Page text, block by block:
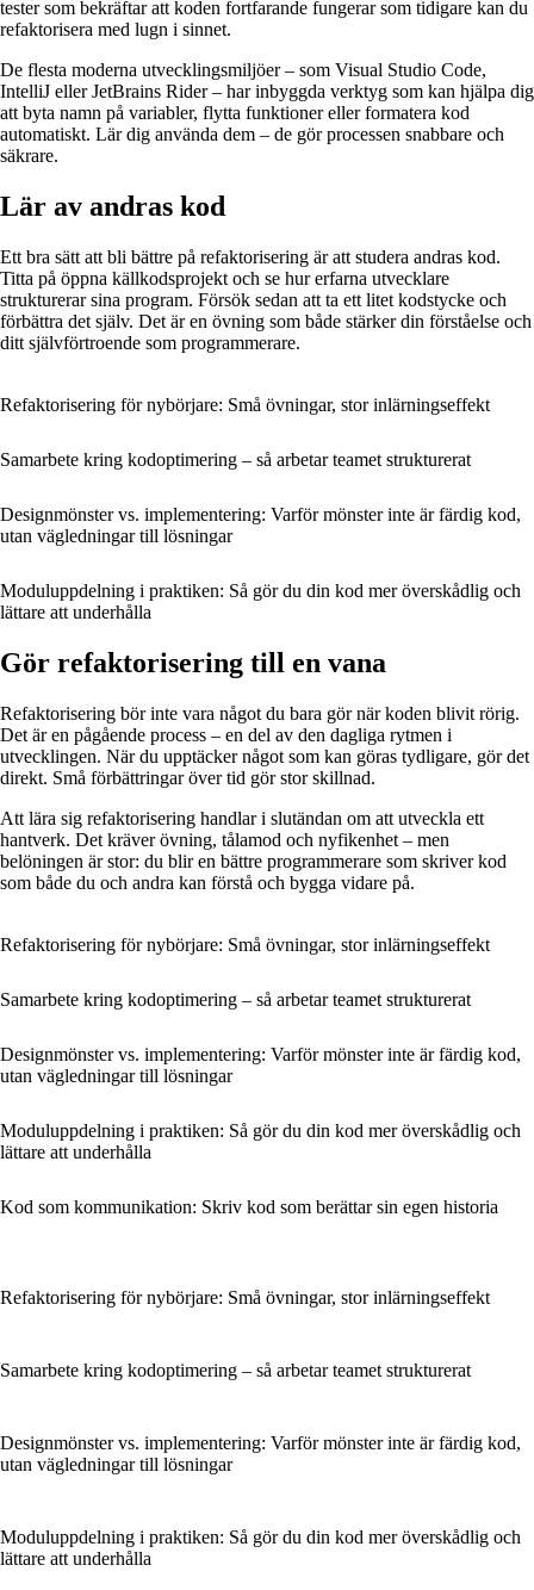
tester som bekräftar att koden fortfarande fungerar som tidigare kan du
refaktorisera med lugn i sinnet.
De flesta moderna utvecklingsmiljöer – som Visual Studio Code,
IntelliJ eller JetBrains Rider – har inbyggda verktyg som kan hjälpa dig
att byta namn på variabler, flytta funktioner eller formatera kod
automatiskt. Lär dig använda dem – de gör processen snabbare och
säkrare.
Lär av andras kod
Ett bra sätt att bli bättre på refaktorisering är att studera andras kod.
Titta på öppna källkodsprojekt och se hur erfarna utvecklare
strukturerar sina program. Försök sedan att ta ett litet kodstycke och
förbättra det själv. Det är en övning som både stärker din förståelse och
ditt självförtroende som programmerare.
Refaktorisering för nybörjare: Små övningar, stor inlärningseffekt
Samarbete kring kodoptimering – så arbetar teamet strukturerat
Designmönster vs. implementering: Varför mönster inte är färdig kod,
utan vägledningar till lösningar
Moduluppdelning i praktiken: Så gör du din kod mer överskådlig och
lättare att underhålla
Gör refaktorisering till en vana
Refaktorisering bör inte vara något du bara gör när koden blivit rörig.
Det är en pågående process – en del av den dagliga rytmen i
utvecklingen. När du upptäcker något som kan göras tydligare, gör det
direkt. Små förbättringar över tid gör stor skillnad.
Att lära sig refaktorisering handlar i slutändan om att utveckla ett
hantverk. Det kräver övning, tålamod och nyfikenhet – men
belöningen är stor: du blir en bättre programmerare som skriver kod
som både du och andra kan förstå och bygga vidare på.
Refaktorisering för nybörjare: Små övningar, stor inlärningseffekt
Samarbete kring kodoptimering – så arbetar teamet strukturerat
Designmönster vs. implementering: Varför mönster inte är färdig kod,
utan vägledningar till lösningar
Moduluppdelning i praktiken: Så gör du din kod mer överskådlig och
lättare att underhålla
Kod som kommunikation: Skriv kod som berättar sin egen historia
Refaktorisering för nybörjare: Små övningar, stor inlärningseffekt
Samarbete kring kodoptimering – så arbetar teamet strukturerat
Designmönster vs. implementering: Varför mönster inte är färdig kod,
utan vägledningar till lösningar
Moduluppdelning i praktiken: Så gör du din kod mer överskådlig och
lättare att underhålla